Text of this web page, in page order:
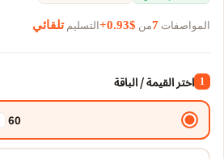
المواصفات 7من $0.93+ التسليمتلقائي
1 اختر القيمة / الباقة
60 Aeos Gems